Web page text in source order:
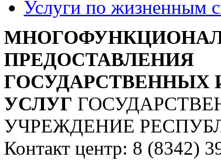
Услуги по жизненным
ПРЕДОСТАВЛЕНИЯ
УСЛУГ
УЧРЕЖДЕНИЕ
Контакт центр: 8 (8342)